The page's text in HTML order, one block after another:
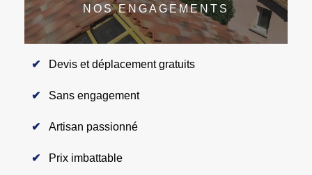
NOS ENGAGEMENTS
Devis et déplacement gratuits
Sans engagement
Artisan passionné
Prix imbattable